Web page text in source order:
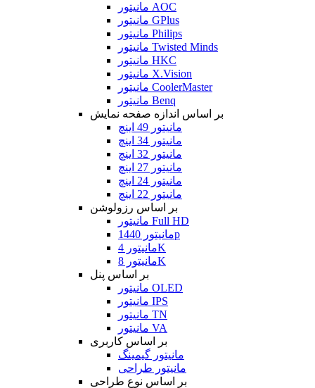
مانیتور AOC
مانیتور GPlus
مانیتور Philips
مانیتور Twisted Minds
مانیتور HKC
مانیتور X.Vision
مانیتور CoolerMaster
مانیتور Benq
بر اساس اندازه صفحه نمایش
مانیتور 49 اینچ
مانیتور 34 اینچ
مانیتور 32 اینچ
مانیتور 27 اینچ
مانیتور 24 اینچ
مانیتور 22 اینچ
بر اساس رزولوشن
مانیتور Full HD
مانیتور 1440p
مانیتور 4K
مانیتور 8K
بر اساس پنل
مانیتور OLED
مانیتور IPS
مانیتور TN
مانیتور VA
بر اساس کاربری
مانیتور گیمینگ
مانیتور طراحی
بر اساس نوع طراحی